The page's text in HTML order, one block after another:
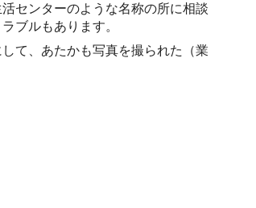
センターのような名称の所に相談
ブルもあります。
て、あたかも写真を撮られた（業